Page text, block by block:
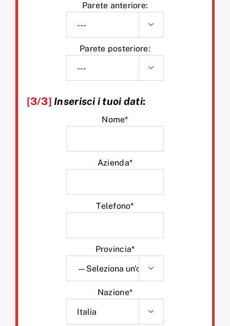
Parete anteriore:

Parete posteriore:

[3/3] Inserisci i tuoi dati:
Nome*
Azienda*
Telefono*
Provincia*

Nazione*
